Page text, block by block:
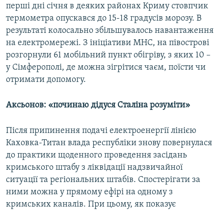
перші дні січня в деяких районах Криму стовпчик
термометра опускався до 15-18 градусів морозу. В
результаті колосально збільшувалось навантаження
на електромережі. З ініціативи МНС, на півострові
розгорнули 61 мобільний пункт обігріву, з яких 10 –
у Сімферополі, де можна зігрітися чаєм, поїсти чи
отримати допомогу.
Аксьонов: «починаю дідуся Сталіна розуміти»
Після припинення подачі електроенергії лінією
Каховка-Титан влада республіки знову повернулася
до практики щоденного проведення засідань
кримського штабу з ліквідації надзвичайної
ситуації та регіональних штабів. Спостерігати за
ними можна у прямому ефірі на одному з
кримських каналів. При цьому, як показує